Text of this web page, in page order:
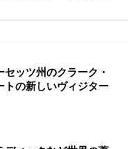
ッツ州のクラーク・
トの新しいヴィジター